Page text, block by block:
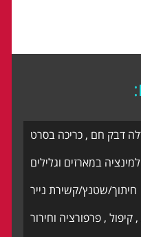
דבק חם , כריכה בסרט
במארזים וגלילים
חיתוך/שטנץ/קשירת נייר
, קיפול , פרפורציה וחירור